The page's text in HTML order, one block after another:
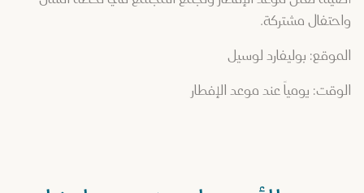
واحتفال مشتركة.
الموقع: بوليفارد لوسيل
الوقت: يومياً عند موعد الإفطار